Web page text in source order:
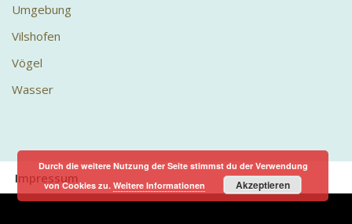
Umgebung
Vilshofen
Vögel
Wasser
Impressum
Durch die weitere Nutzung der Seite stimmst du der Verwendung
von Cookies zu.Weitere Informationen Akzeptieren